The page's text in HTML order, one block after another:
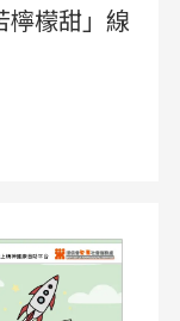
檸檬甜」線